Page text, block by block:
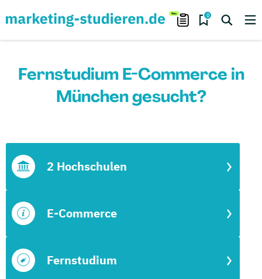
0
Fernstudium E-Commerce in
München gesucht?
Fernstudium
E-Commerce
2 Hochschulen